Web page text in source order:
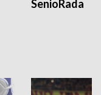
SenioRada